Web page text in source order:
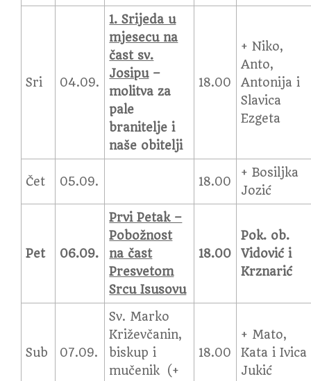
Sri 04.09.
1. Srijeda u
mjesecu na
čast sv.
Josipu–
molitva za
pale
branitelje i
naše obitelji
18.00
+ Niko,
Anto,
Antonija i
Slavica
Ezgeta
Čet 05.09. 18.00
+ Bosiljka
Jozić
Pet 06.09.
Prvi Petak –
Pobožnost
na čast
Presvetom
Srcu Isusovu
18.00
Pok. ob.
Vidović i
Krznarić
Sub 07.09.
Sv. Marko
Križevčanin,
biskup i
mučenik (+
18.00
+ Mato,
Kata i Ivica
Jukić